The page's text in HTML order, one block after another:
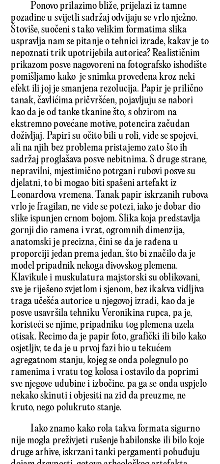
Ponovo prilazimo bliže, prijelazi iz tamne
pozadine u svijetli sadržaj odvijaju se vrlo nježno.
Štoviše, suočeni s tako velikim formatima slika
uspravlja nam se pitanje o tehnici izrade, kakav je to
nepoznati trik upotrijebila autorica? Realističnim
prikazom posve nagovoreni na fotografsko ishodište
pomišljamo kako je snimka provedena kroz neki
efekt ili joj je smanjena rezolucija. Papir je prilično
tanak, čavlićima pričvršćen, pojavljuju se nabori
kao da je od tanke tkanine što, s obzirom na
ekstremno povećane motive, potencira začudan
doživljaj. Papiri su očito bili u roli, vide se spojevi,
ali na njih bez problema pristajemo zato što ih
sadržaj proglašava posve nebitnima. S druge strane,
nepravilni, mjestimično potrgani rubovi posve su
djelatni, to bi mogao biti spašeni artefakt iz
Leonardova vremena. Tanak papir iskrzanih rubova
vrlo je fragilan, ne vide se potezi, iako je dobar dio
slike ispunjen crnom bojom. Slika koja predstavlja
gornji dio ramena i vrat, ogromnih dimenzija,
anatomski je precizna, čini se da je rađena u
proporciji jedan prema jedan, što bi značilo da je
model pripadnik nekoga divovskog plemena.
Klavikule i muskulatura majstorski su oblikovani,
sve je riješeno svjetlom i sjenom, bez ikakva vidljiva
traga učešća autorice u njegovoj izradi, kao da je
posve usavršila tehniku Veronikina rupca, pa je,
koristeći se njime, pripadniku tog plemena uzela
otisak. Recimo da je papir foto, grafički ili bilo kako
osjetljiv, te da je u prvoj fazi bio u tekućem
agregatnom stanju, kojeg se onda polegnulo po
ramenima i vratu tog kolosa i ostavilo da poprimi
sve njegove udubine i izbočine, pa ga se onda uspjelo
nekako skinuti i objesiti na zid da preuzme, ne
kruto, nego polukruto stanje.
Iako znamo kako rola takva formata sigurno
nije mogla preživjeti rušenje babilonske ili bilo koje
druge arhive, iskrzani tanki pergamenti pobuđuju